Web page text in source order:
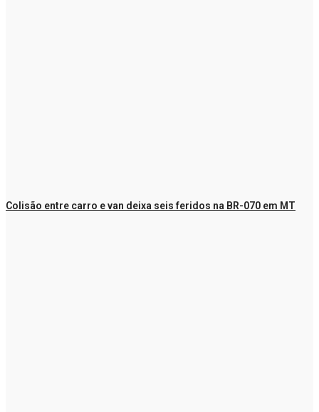
Colisão entre carro e van deixa seis feridos na BR-070 em MT